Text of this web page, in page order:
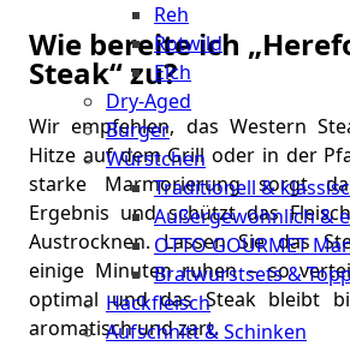
Reh
Rotwild
Elch
Dry-Aged
Burger
Würstchen
Traditionell &
Außergewöhnlich &
OTTO GOURMET
Bratwurstsets &
Hackfleisch
Aufschnitt & Schinken
Wie bereite ich
Steak“ zu?
Wir empfehlen, das Western
Hitze auf dem Grill oder in der
starke Marmorierung sorgt
Ergebnis und schützt das
Austrocknen. Lassen Sie das
einige Minuten ruhen – so
optimal und das Steak bleibt
aromatisch und zart.